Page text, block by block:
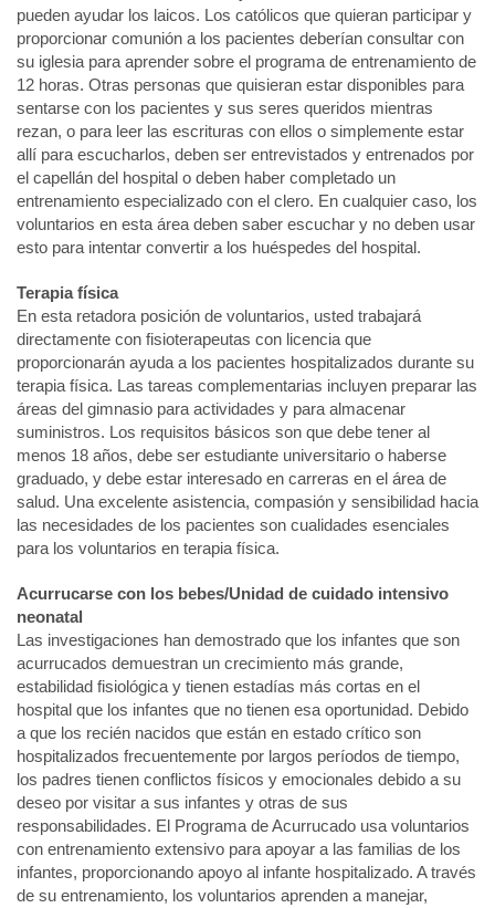
pueden ayudar los laicos. Los católicos que quieran participar y
proporcionar comunión a los pacientes deberían consultar con
su iglesia para aprender sobre el programa de entrenamiento de
12 horas. Otras personas que quisieran estar disponibles para
sentarse con los pacientes y sus seres queridos mientras
rezan, o para leer las escrituras con ellos o simplemente estar
allí para escucharlos, deben ser entrevistados y entrenados por
el capellán del hospital o deben haber completado un
entrenamiento especializado con el clero. En cualquier caso, los
voluntarios en esta área deben saber escuchar y no deben usar
esto para intentar convertir a los huéspedes del hospital.
Terapia física
En esta retadora posición de voluntarios, usted trabajará
directamente con fisioterapeutas con licencia que
proporcionarán ayuda a los pacientes hospitalizados durante su
terapia física. Las tareas complementarias incluyen preparar las
áreas del gimnasio para actividades y para almacenar
suministros. Los requisitos básicos son que debe tener al
menos 18 años, debe ser estudiante universitario o haberse
graduado, y debe estar interesado en carreras en el área de
salud. Una excelente asistencia, compasión y sensibilidad hacia
las necesidades de los pacientes son cualidades esenciales
para los voluntarios en terapia física.
Acurrucarse con los bebes/Unidad de cuidado intensivo
neonatal
Las investigaciones han demostrado que los infantes que son
acurrucados demuestran un crecimiento más grande,
estabilidad fisiológica y tienen estadías más cortas en el
hospital que los infantes que no tienen esa oportunidad. Debido
a que los recién nacidos que están en estado crítico son
hospitalizados frecuentemente por largos períodos de tiempo,
los padres tienen conflictos físicos y emocionales debido a su
deseo por visitar a sus infantes y otras de sus
responsabilidades. El Programa de Acurrucado usa voluntarios
con entrenamiento extensivo para apoyar a las familias de los
infantes, proporcionando apoyo al infante hospitalizado. A través
de su entrenamiento, los voluntarios aprenden a manejar,